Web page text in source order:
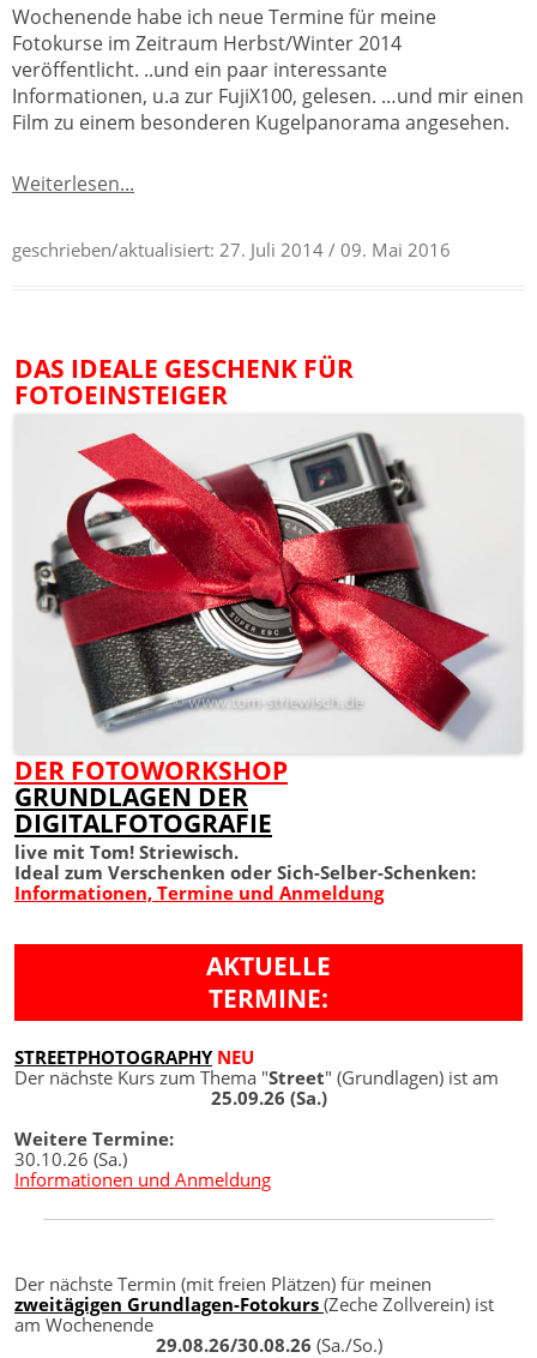
Wochenende habe ich neue Termine für meine
Fotokurse im Zeitraum Herbst/Winter 2014
veröffentlicht. ..und ein paar interessante
Informationen, u.a zur FujiX100, gelesen. …und mir einen
Film zu einem besonderen Kugelpanorama angesehen.
Weiterlesen...
geschrieben/aktualisiert: 27. Juli 2014 / 09. Mai 2016
DAS IDEALE GESCHENK FÜR
FOTOEINSTEIGER
DER FOTOWORKSHOP
GRUNDLAGEN DER
DIGITALFOTOGRAFIE
live mit Tom! Striewisch.
Ideal zum Verschenken oder Sich-Selber-Schenken:
Informationen, Termine und Anmeldung
AKTUELLE
TERMINE:
STREETPHOTOGRAPHY NEU
Der nächste Kurs zum Thema "Street" (Grundlagen) ist am
25.09.26 (Sa.)
Weitere Termine:
30.10.26 (Sa.)
Informationen und Anmeldung
Der nächste Termin (mit freien Plätzen) für meinen
zweitägigen Grundlagen-Fotokurs (Zeche Zollverein) ist
am Wochenende
29.08.26/30.08.26 (Sa./So.)